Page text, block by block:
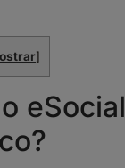
]
eSocial